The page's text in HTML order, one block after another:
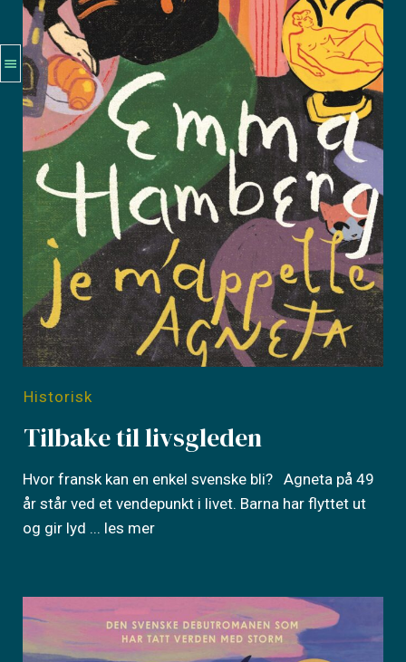
Historisk
Tilbake til livsgleden
Hvor fransk kan en enkel svenske bli? Agneta på 49
år står ved et vendepunkt i livet. Barna har flyttet ut
og gir lyd ... les mer